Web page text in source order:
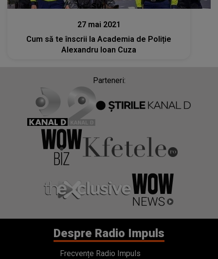
Stiri
27 mai 2021
Cum să te înscrii la Academia de Poliție
Alexandru Ioan Cuza
Parteneri:
Despre Radio Impuls
Frecvențe Radio Impuls